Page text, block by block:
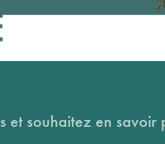
et souhaitez en savoir